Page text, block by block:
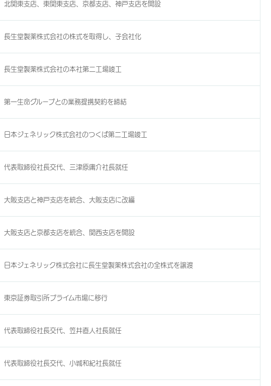
北関東支店、東関東支店、京都支店、神戸支店を開設
長生堂製薬株式会社の株式を取得し、子会社化
長生堂製薬株式会社の本社第二工場竣工
第一生命グループとの業務提携契約を締結
日本ジェネリック株式会社のつくば第二工場竣工
代表取締役社長交代、三津原庸介社長就任
大阪支店と神戸支店を統合、大阪支店に改編
大阪支店と京都支店を統合、関西支店を開設
日本ジェネリック株式会社に長生堂製薬株式会社の全株式を譲渡
東京証券取引所プライム市場に移行
代表取締役社長交代、笠井直人社長就任
代表取締役社長交代、小城和紀社長就任